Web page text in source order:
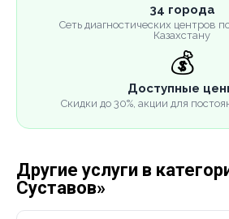
34 города
Сеть диагностических центров
Казахстану
💰
Доступные
Скидки до 30%, акции для
Другие услуги в
Суставов»